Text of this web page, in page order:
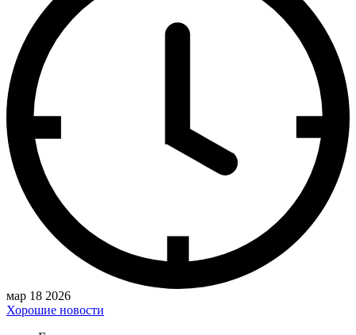
мар 18 2026
Хорошие новости